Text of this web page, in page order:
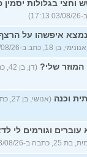
בגלולות יסמין
איפשהו על הרצף
בן 18, כתב ב-03/08/26 17:02)
שלי?
וכנה
וגורמים לי
ב-03/08/26 16:33)